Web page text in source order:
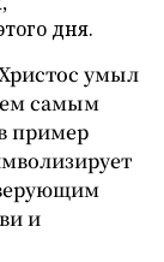
дня.
умыл
самым
пример
и